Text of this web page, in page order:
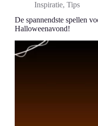
Inspiratie, Tips
De spannendste spellen
Halloweenavond!